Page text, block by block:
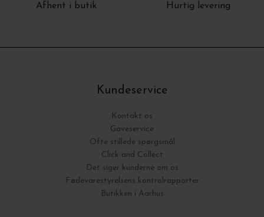
Afhent i butik Hurtig levering
Kundeservice
Kontakt os
Gaveservice
Ofte stillede spørgsmål
Click and Collect
Det siger kunderne om os
Fødevarestyrelsens kontrolrapporter
Butikken i Aarhus